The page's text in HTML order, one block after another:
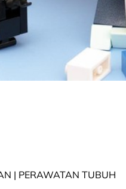
| PERAWATAN TUBUH